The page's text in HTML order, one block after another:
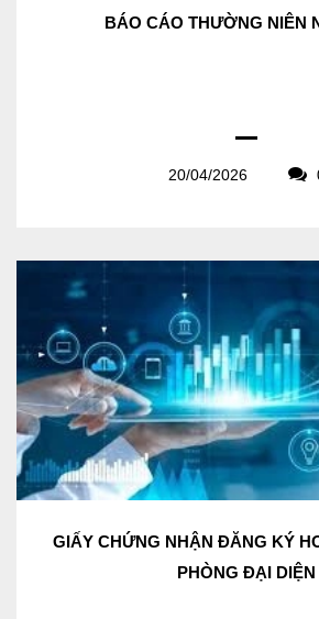
BÁO CÁO THƯỜNG NIÊN
20/04/2026
GIẤY CHỨNG NHẬN ĐĂNG KÝ
PHÒNG ĐẠI DIỆN